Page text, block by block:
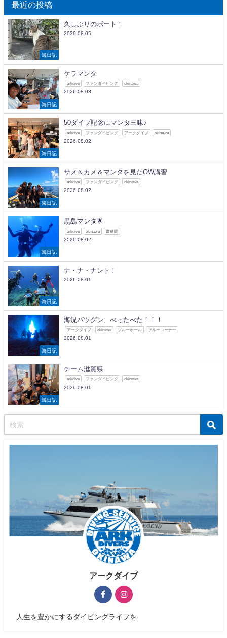
最近の投稿
海日記
久しぶりのボート！
2026.08.05
海日記
ケラマンタ
arkdive ファンダイビング okinawa
2026.08.03
海日記
50ダイブ記念にマンタ三昧♪
arkdive ファンダイビング アークダイブ okinawa
2026.08.02
海日記
サメ＆カメ＆マンタを見たOW講習
arkdive ファンダイビング okinawa
2026.08.02
海日記
黒島マンタ🌟
arkdive okinawa 慶良間
2026.08.02
海日記
ナ・ナ・ナント！
2026.08.01
海日記
海況バツグン、べったべた！！！
アークダイブ okinawa ブルーホール ブルーコーナー
2026.08.01
海日記
チーム滋賀県
arkdive ファンダイビング okinawa
2026.08.01
アークダイブ
人生を豊かにするダイビングライフを